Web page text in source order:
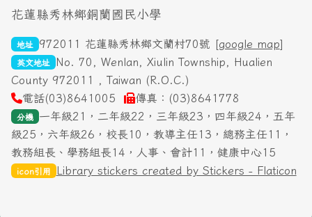
頁尾區域內容
花蓮縣秀林鄉銅蘭國民小學
地址 972011 花蓮縣秀林鄉文蘭村70號 [google map]
英文地址
No. 70, Wenlan, Xiulin Township, Hualien
County 972011 , Taiwan (R.O.C.)
電話(03)8641005
傳真：(03)8641778
分機
一年級21，二年級22，三年級23，四年級24，五年
級25，六年級26，校長10，教導主任13，總務主任11，
教務組長、學務組長14，人事、會計11，健康中心15
icon引用 Library stickers created by Stickers - Flaticon